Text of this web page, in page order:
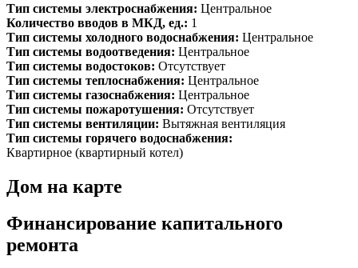
Тип системы электроснабжения: Центральное
Количество вводов в МКД, ед.: 1
Тип системы холодного водоснабжения: Центральное
Тип системы водоотведения: Центральное
Тип системы водостоков: Отсутствует
Тип системы теплоснабжения: Центральное
Тип системы газоснабжения: Центральное
Тип системы пожаротушения: Отсутствует
Тип системы вентиляции: Вытяжная вентиляция
Тип системы горячего водоснабжения:
Квартирное (квартирный котел)
Дом на карте
Финансирование капитального
ремонта